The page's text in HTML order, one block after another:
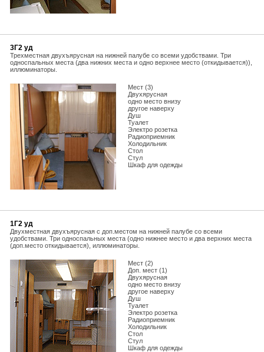
3Г2 уд
Трехместная двухъярусная на нижней палубе со всеми удобствами. Три
односпальных места (два нижних места и одно верхнее место (откидывается)),
иллюминаторы.
Мест (3)
Двухярусная
одно место внизу
другое наверху
Душ
Туалет
Электро розетка
Радиоприемник
Холодильник
Стол
Стул
Шкаф для одежды
1Г2 уд
Двухместная двухъярусная с доп.местом на нижней палубе со всеми
удобствами. Три односпальных места (одно нижнее место и два верхних места
(доп.место откидывается), иллюминаторы.
Мест (2)
Доп. мест (1)
Двухярусная
одно место внизу
другое наверху
Душ
Туалет
Электро розетка
Радиоприемник
Холодильник
Стол
Стул
Шкаф для одежды